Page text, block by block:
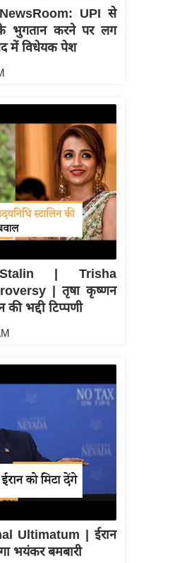
UPI से
भुगतान करने पर लग
में विधेयक पेश
Stalin | Trisha
| तृषा कृष्णन
की भद्दी टिप्पणी
Ultimatum | ईरान
भयंकर बमबारी